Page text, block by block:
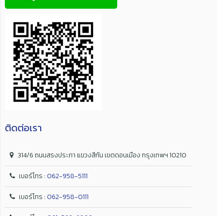
ติดต่อเรา
314/6 ถนนสรงประภา แขวงสีกัน เขตดอนเมือง กรุงเทพฯ 10210
เบอร์โทร :062-958-5111
เบอร์โทร :062-958-0111